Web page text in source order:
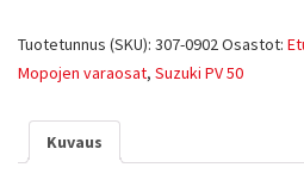
Tuotetunnus (SKU): 307-0902Osastot:
Mopojen varaosat, Suzuki PV 50
Kuvaus